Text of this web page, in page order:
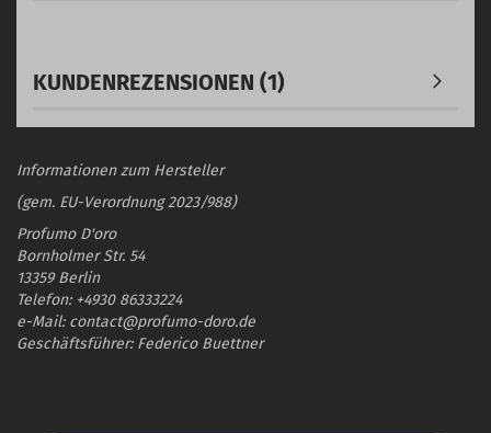
KUNDENREZENSIONEN (1)
Informationen zum Hersteller
(gem. EU-Verordnung 2023/988)
Profumo D'oro
Bornholmer Str. 54
13359 Berlin
Telefon: +4930 86333224
e-Mail: contact@profumo-doro.de
Geschäftsführer: Federico Buettner